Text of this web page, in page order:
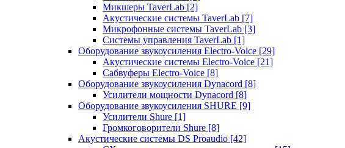
Микшеры TaverLab [2]
Акустические системы TaverLab [7]
Микрофонные системы TaverLab [3]
Системы управления TaverLab [1]
Оборудование звукоусиления Electro-Voice [29]
Акустические системы Electro-Voice [21]
Сабвуферы Electro-Voice [8]
Оборудование звукоусиления Dynacord [8]
Усилители мощности Dynacord [8]
Оборудование звукоусиления SHURE [9]
Усилители Shure [1]
Громкоговорители Shure [8]
Акустические системы DS Proaudio [42]